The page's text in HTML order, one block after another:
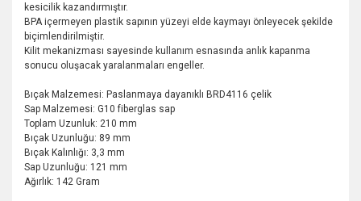
kesicilik kazandırmıştır.
BPA içermeyen plastik sapının yüzeyi elde kaymayı önleyecek şekilde
biçimlendirilmiştir.
Kilit mekanizması sayesinde kullanım esnasında anlık kapanma
sonucu oluşacak yaralanmaları engeller.
Bıçak Malzemesi: Paslanmaya dayanıklı BRD4116 çelik
Sap Malzemesi: G10 fiberglas sap
Toplam Uzunluk: 210 mm
Bıçak Uzunluğu: 89 mm
Bıçak Kalınlığı: 3,3 mm
Sap Uzunluğu: 121 mm
Ağırlık: 142 Gram